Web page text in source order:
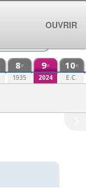
8e
1935
9e
2024
10e
E.C.
OUVRIR